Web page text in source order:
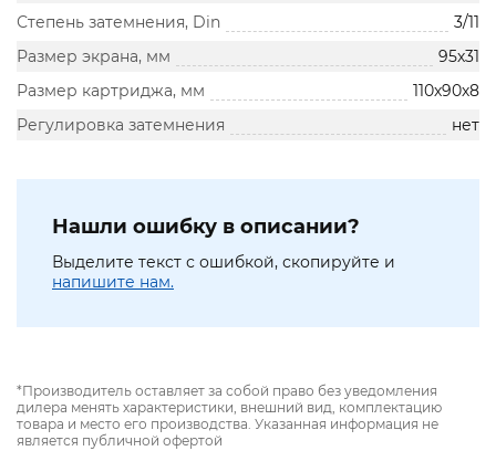
Степень затемнения, Din
3/11
Размер экрана, мм
95х31
Размер картриджа, мм
110х90х8
Регулировка затемнения
нет
Нашли ошибку в описании?
Выделите текст с ошибкой, скопируйте и
напишите нам.
*Производитель оставляет за собой право без уведомления
дилера менять характеристики, внешний вид, комплектацию
товара и место его производства. Указанная информация не
является публичной офертой